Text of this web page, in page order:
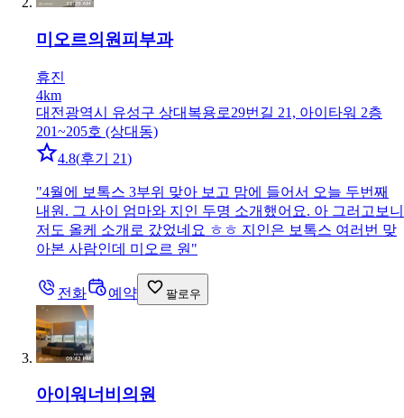
미오르의원 피부과
휴진
4km
대전광역시 유성구 상대복용로29번길 21, 아이타워 2층
201~205호 (상대동)
4.8(후기 21)
"4월에 보톡스 3부위 맞아 보고 맘에 들어서 오늘 두번째
내원. 그 사이 엄마와 지인 두명 소개했어요. 아 그러고보니
저도 올케 소개로 갔었네요 ㅎㅎ 지인은 보톡스 여러번 맞
아본 사람인데 미오르 원 "
전화 예약 팔로우
아이워너비의원